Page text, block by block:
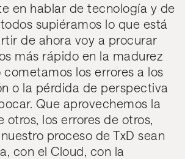
en hablar de tecnología y de
supiéramos lo que está
de ahora voy a procurar
más rápido en la madurez
los errores a los
o la pérdida de perspectiva
Que aprovechemos la
otros, los errores de otros,
proceso de TxD sean
con el Cloud, con la